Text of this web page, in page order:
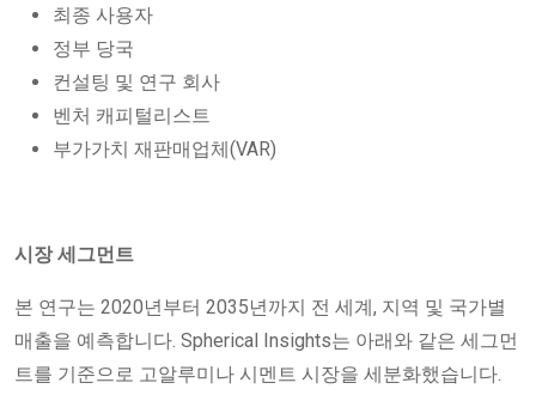
최종 사용자
정부 당국
컨설팅 및 연구 회사
벤처 캐피털리스트
부가가치 재판매업체(VAR)
시장 세그먼트
본 연구는 2020년부터 2035년까지 전 세계, 지역 및 국가별
매출을 예측합니다. Spherical Insights는 아래와 같은 세그먼
트를 기준으로 고알루미나 시멘트 시장을 세분화했습니다.